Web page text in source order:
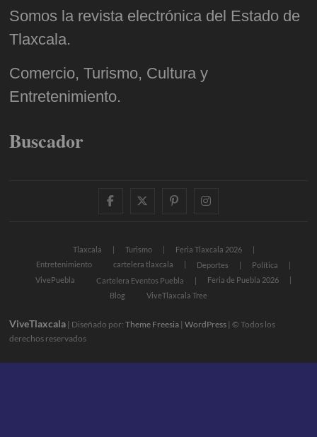
Somos la revista electrónica del Estado de
Tlaxcala.
Comercio, Turismo, Cultura y
Entretenimiento.
Buscador
facebooktwitter
pinterestinstagram
Tlaxcala Turismo
Feria Tlaxcala 2026
Entretenimiento
cartelera tlaxcala Deportes
Política
VivePuebla
Cartelera Eventos Puebla
Feria de Puebla 2026
Blog
ViveTlaxcala Tree
ViveTlaxcala | Diseñado por:Theme Freesia |WordPress | © Todos los
derechos reservados